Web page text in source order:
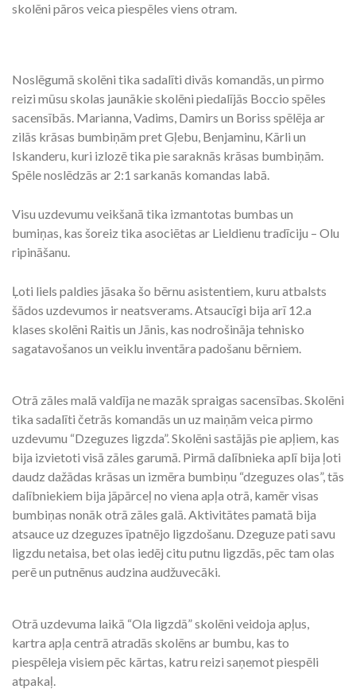
skolēni pāros veica piespēles viens otram.
Noslēgumā skolēni tika sadalīti divās komandās, un pirmo
reizi mūsu skolas jaunākie skolēni piedalījās Boccio spēles
sacensībās. Marianna, Vadims, Damirs un Boriss spēlēja ar
zilās krāsas bumbiņām pret Gļebu, Benjaminu, Kārli un
Iskanderu, kuri izlozē tika pie saraknās krāsas bumbiņām.
Spēle noslēdzās ar 2:1 sarkanās komandas labā.
Visu uzdevumu veikšanā tika izmantotas bumbas un
bumiņas, kas šoreiz tika asociētas ar Lieldienu tradīciju – Olu
ripināšanu.
Ļoti liels paldies jāsaka šo bērnu asistentiem, kuru atbalsts
šādos uzdevumos ir neatsverams. Atsaucīgi bija arī 12.a
klases skolēni Raitis un Jānis, kas nodrošināja tehnisko
sagatavošanos un veiklu inventāra padošanu bērniem.
Otrā zāles malā valdīja ne mazāk spraigas sacensības. Skolēni
tika sadalīti četrās komandās un uz maiņām veica pirmo
uzdevumu “Dzeguzes ligzda”. Skolēni sastājās pie apļiem, kas
bija izvietoti visā zāles garumā. Pirmā dalībnieka aplī bija ļoti
daudz dažādas krāsas un izmēra bumbiņu “dzeguzes olas”, tās
dalībniekiem bija jāpārceļ no viena apļa otrā, kamēr visas
bumbiņas nonāk otrā zāles galā. Aktivitātes pamatā bija
atsauce uz dzeguzes īpatnējo ligzdošanu. Dzeguze pati savu
ligzdu netaisa, bet olas iedēj citu putnu ligzdās, pēc tam olas
perē un putnēnus audzina audžuvecāki.
Otrā uzdevuma laikā “Ola ligzdā” skolēni veidoja apļus,
kartra apļa centrā atradās skolēns ar bumbu, kas to
piespēleja visiem pēc kārtas, katru reizi saņemot piespēli
atpakaļ.